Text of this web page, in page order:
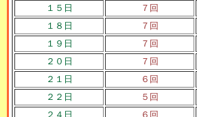
１５日
７回
１８日
７回
１９日
７回
２０日
７回
２１日
６回
２２日
５回
２４日
６回